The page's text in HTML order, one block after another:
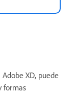
XD, puede
formas